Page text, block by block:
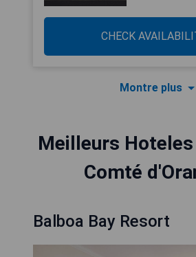
CHECK
Montre plus
Meilleurs
Comté
Balboa Bay Resort